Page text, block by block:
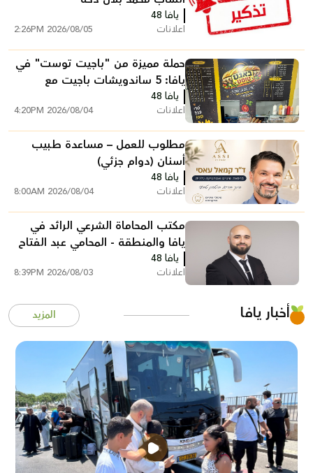
يافا 48
اعلانات 2026/08/05 2:26PM
حملة مميزة من "باجيت توست" في
يافا: 5 ساندويشات باجيت مع
شيبس وكولا بـ200 شيكل
يافا 48
اعلانات 2026/08/04 4:20PM
مطلوب للعمل – مساعدة طبيب
أسنان (دوام جزئي)
يافا 48
اعلانات 2026/08/04 8:00AM
مكتب المحاماة الشرعي الرائد في
يافا والمنطقة - المحامي عبد الفتاح
محمد زبدة
يافا 48
اعلانات 2026/08/03 8:39PM
أخبار يافا المزيد